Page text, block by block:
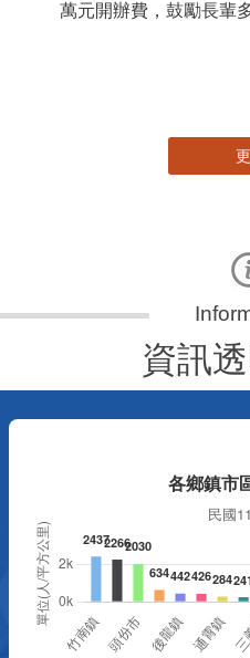
萬元開辦費，鼓勵長輩
資訊